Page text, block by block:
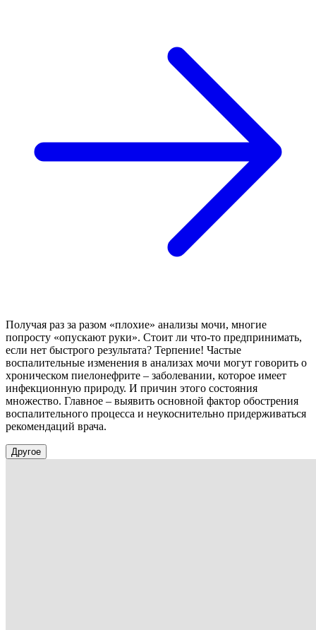
Получая раз за разом «плохие» анализы мочи, многие
попросту «опускают руки». Стоит ли что-то предпринимать,
если нет быстрого результата? Терпение! Частые
воспалительные изменения в анализах мочи могут говорить о
хроническом пиелонефрите – заболевании, которое имеет
инфекционную природу. И причин этого состояния
множество. Главное – выявить основной фактор обострения
воспалительного процесса и неукоснительно придерживаться
рекомендаций врача.
Другое